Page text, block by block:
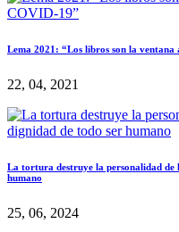
Lema 2021: “Los libros son la
22, 04, 2021
La tortura destruye la personalidad de
humano
25, 06, 2024